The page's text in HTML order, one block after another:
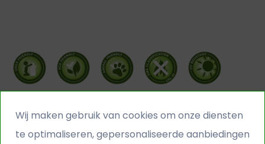
Wij maken gebruik van cookies om onze diensten
te optimaliseren, gepersonaliseerde aanbiedingen